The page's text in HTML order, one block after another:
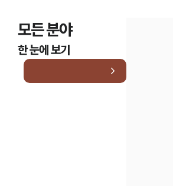
모든 분야
한 눈에 보기